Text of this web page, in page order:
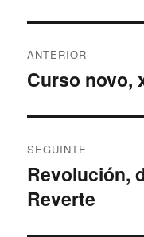
de
ANTERIOR
Artigo
Curso novo,
SEGUINTE
Artigo
Seguinte:
Revolución,
Reverte